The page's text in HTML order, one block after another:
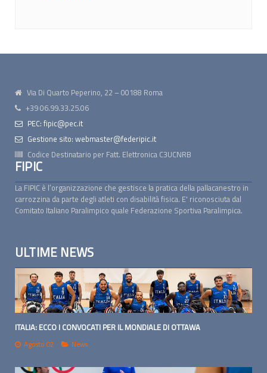
Via Di Quarto Peperino, 22 – 00188 Roma
+39 06.99.33.25.06
PEC: fipic@pec.it
Gestione sito: webmaster@federipic.it
Codice Destinatario per Fatt. Elettronica C3UCNRB
FIPIC
La FIPIC è l’organizzazione che gestisce la pratica della pallacanestro in
carrozzina da parte degli atleti con disabilità fisica. E' riconosciuta dal
Comitato Italiano Paralimpico quale Federazione Sportiva Paralimpica.
ULTIME NEWS
ITALIA: ECCO I CONVOCATI PER IL MONDIALE DI OTTAWA
Agosto 02 News